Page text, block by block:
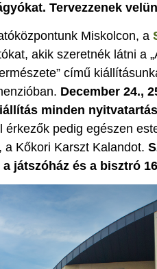
Tervezzenek
Miskolcon, a
akik szeretnék látni a
című
December 24.,
minden
érkezők pedig egészen
a Kőkori Karszt Kalandot.
játszóház és a bisztró